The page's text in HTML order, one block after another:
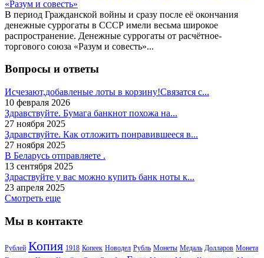
В период Гражданской войны и сразу после её окончания
денежные суррогаты в СССР имели весьма широкое
распространение. Денежные суррогаты от расчётное-
торгового союза «Разум и совесть»...
Вопросы и ответы
Исчезают,добавленые лоты в корзину!Связатся с...
10 февраля 2026
Здравствуйте. Бумага банкнот похожа на...
27 ноября 2025
Здравствуйте. Как отложить понравившееся в...
27 ноября 2025
В Беларусь отправляете .
13 сентября 2025
Здраствуйте у вас можно купить банк ноты к...
23 апреля 2025
Смотреть еще
Мы в контакте
Рублей Копия 1918 Копеек Новодел Рубль Монеты Медаль Долларов Монета